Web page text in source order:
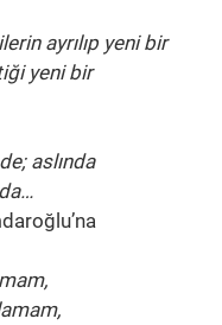
ayrılıp yeni bir
yeni bir
aslında